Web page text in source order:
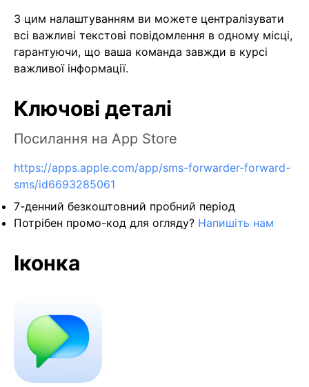
З цим налаштуванням ви можете централізувати
всі важливі текстові повідомлення в одному місці,
гарантуючи, що ваша команда завжди в курсі
важливої інформації.
Ключові деталі
Посилання на App Store
https://apps.apple.com/app/sms-forwarder-forward-
sms/id6693285061
7-денний безкоштовний пробний період
Потрібен промо-код для огляду? Напишіть нам
Іконка